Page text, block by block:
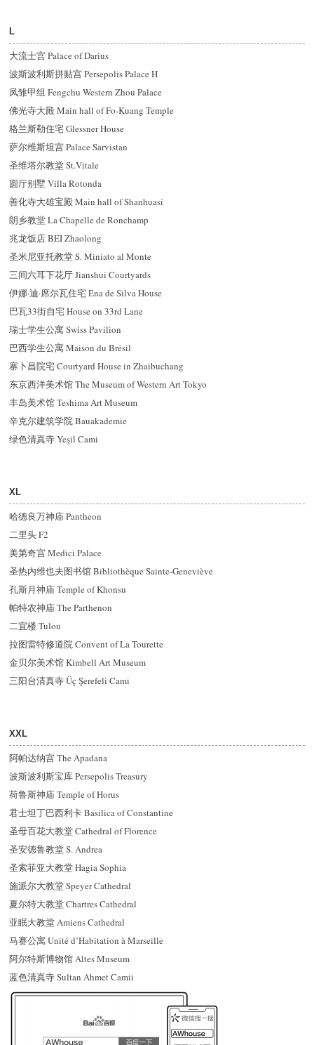
L
大流士宫 Palace of Darius
波斯波利斯拼贴宫 Persepolis Palace H
凤雏甲组 Fengchu Western Zhou Palace
佛光寺大殿 Main hall of Fo-Kuang Temple
格兰斯勒住宅 Glessner House
萨尔维斯坦宫 Palace Sarvistan
圣维塔尔教堂 St.Vitale
圆厅别墅 Villa Rotonda
善化寺大雄宝殿 Main hall of Shanhuasi
朗乡教堂 La Chapelle de Ronchamp
兆龙饭店 BEI Zhaolong
圣米尼亚托教堂 S. Miniato al Monte
三间六耳下花厅 Jianshui Courtyards
伊娜·迪·席尔瓦住宅 Ena de Silva House
巴瓦33街自宅 House on 33rd Lane
瑞士学生公寓 Swiss Pavilion
巴西学生公寓 Maison du Brésil
寨卜昌院宅 Courtyard House in Zhaibuchang
东京西洋美术馆 The Museum of Western Art Tokyo
丰岛美术馆 Teshima Art Museum
辛克尔建筑学院 Bauakademie
绿色清真寺 Yeşil Cami
XL
哈德良万神庙 Pantheon
二里头 F2
美第奇宫 Medici Palace
圣热内维也夫图书馆 Bibliothèque Sainte-Geneviève
孔斯月神庙 Temple of Khonsu
帕特农神庙 The Parthenon
二宜楼 Tulou
拉图雷特修道院 Convent of La Tourette
金贝尔美术馆 Kimbell Art Museum
三阳台清真寺 Üç Şerefeli Cami
XXL
阿帕达纳宫 The Apadana
波斯波利斯宝库 Persepolis Treasury
荷鲁斯神庙 Temple of Horus
君士坦丁巴西利卡 Basilica of Constantine
圣母百花大教堂 Cathedral of Florence
圣安德鲁教堂 S. Andrea
圣索菲亚大教堂 Hagia Sophia
施派尔大教堂 Speyer Cathedral
夏尔特大教堂 Chartres Cathedral
亚眠大教堂 Amiens Cathedral
马赛公寓 Unité d’Habitation à Marseille
阿尔特斯博物馆 Altes Museum
蓝色清真寺 Sultan Ahmet Camii